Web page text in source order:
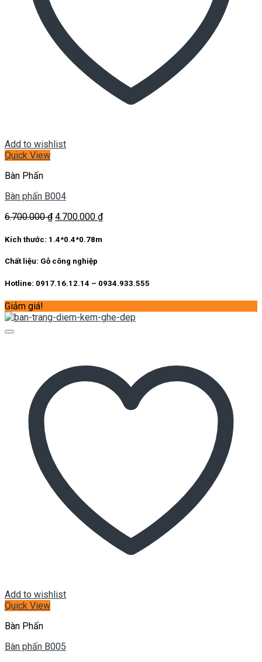
Add to wishlist
Quick View
Bàn Phấn
Bàn phấn B004
6.700.000₫ Giá
là:
4.700.000 ₫Giá
Kích thước: 1.4*0.4*0.78m
Chất liệu: Gỗ công nghiệp
Hotline: 0917.16.12.14 – 0934.933.555
Giảm giá!
Add to wishlist
Quick View
Bàn Phấn
Bàn phấn B005